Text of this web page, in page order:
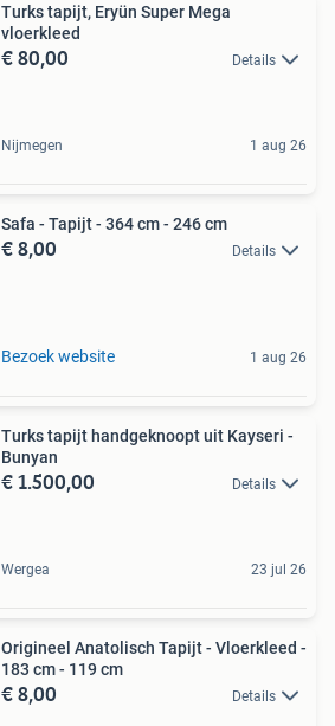
Turks tapijt, Eryün Super Mega
vloerkleed
€ 80,00 Details
Nijmegen 1 aug 26
Safa - Tapijt - 364 cm - 246 cm
€ 8,00 Details
Bezoek website 1 aug 26
Turks tapijt handgeknoopt uit Kayseri -
Bunyan
€ 1.500,00 Details
Wergea 23 jul 26
Origineel Anatolisch Tapijt - Vloerkleed -
183 cm - 119 cm
€ 8,00 Details